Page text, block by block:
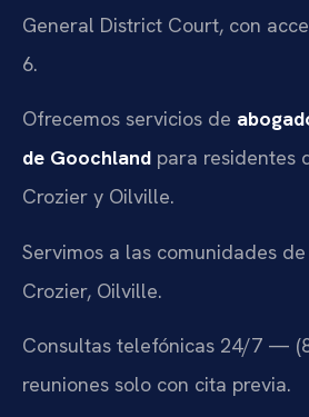
General District Court, con
6.
Ofrecemos servicios de
de Goochland para residentes
Crozier y Oilville.
Servimos a las comunidades
Crozier, Oilville.
Consultas telefónicas 24/7 —
reuniones solo con cita previa.